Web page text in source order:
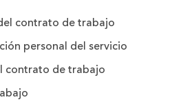
contrato de trabajo
personal del servicio
contrato de trabajo